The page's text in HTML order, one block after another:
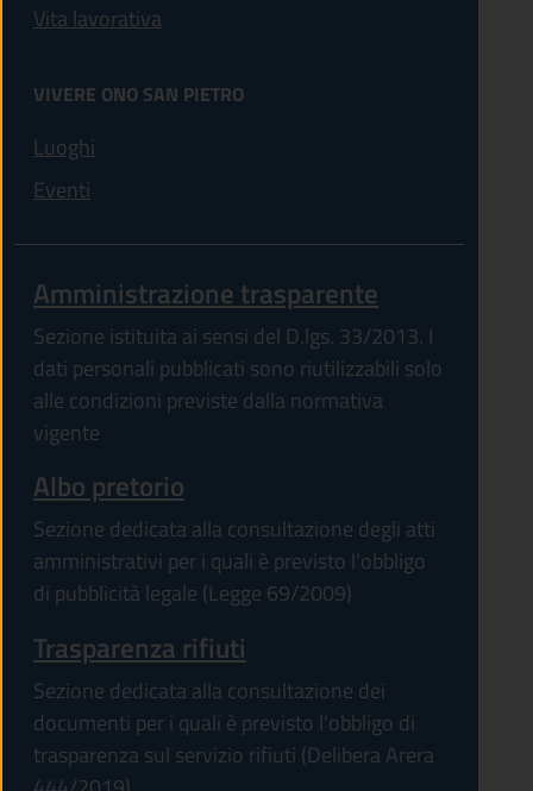
Vita lavorativa
VIVERE ONO SAN PIETRO
Luoghi
Eventi
Amministrazione trasparente
Sezione istituita ai sensi del D.lgs. 33/2013. I
dati personali pubblicati sono riutilizzabili solo
alle condizioni previste dalla normativa
vigente
Albo pretorio
Sezione dedicata alla consultazione degli atti
amministrativi per i quali è previsto l'obbligo
di pubblicità legale (Legge 69/2009)
Trasparenza rifiuti
Sezione dedicata alla consultazione dei
documenti per i quali è previsto l'obbligo di
trasparenza sul servizio rifiuti (Delibera Arera